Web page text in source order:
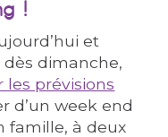
!
et
dimanche,
les prévisions
d’un week end
famille, à deux